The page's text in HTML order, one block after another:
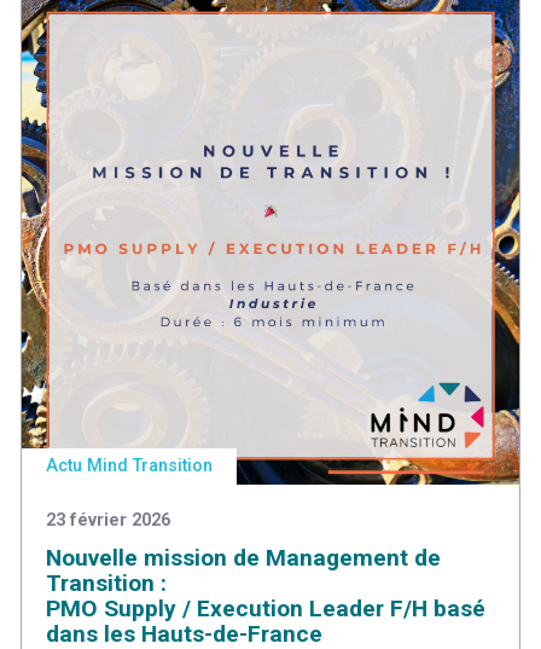
Actu Mind Transition
23 février 2026
Nouvelle mission de Management de
Transition :
PMO Supply / Execution Leader F/H basé
dans les Hauts-de-France